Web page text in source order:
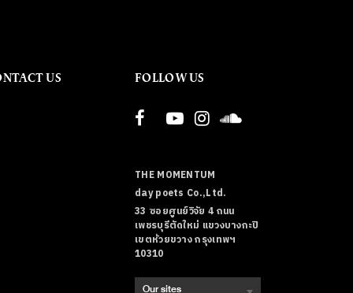
US FOLLOW US
THE MOMENTUM
day poets Co.,Ltd.
33 ซอยศูนย์วิจัย 4 ถนน
เพชรบุรีตัดใหม่ แขวงบางกะปิ
เขตห้วยขวาง กรุงเทพฯ
10310